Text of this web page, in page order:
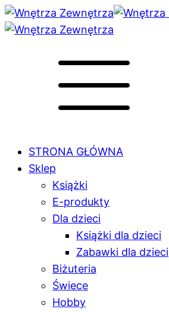
STRONA GŁÓWNA
Sklep
Książki
E-produkty
Dla dzieci
Książki dla dzieci
Zabawki dla dzieci
Biżuteria
Świece
Hobby